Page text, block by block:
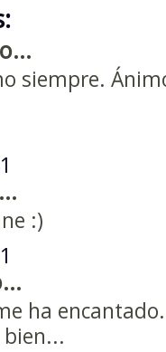
siempre.
:)
ha